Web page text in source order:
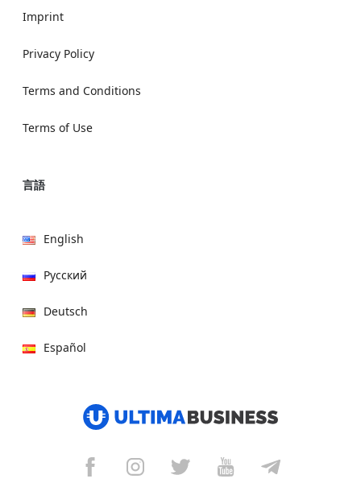
Imprint
Privacy Policy
Terms and Conditions
Terms of Use
言語
English
Русский
Deutsch
Español